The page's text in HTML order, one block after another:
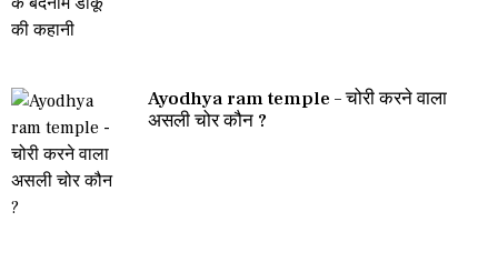
Ayodhya ram temple – चोरी करने वाला
असली चोर कौन ?